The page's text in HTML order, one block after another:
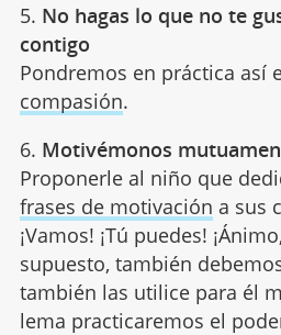
5. No hagas lo que no te
contigo
Pondremos en práctica así
compasión.
6. Motivémonos
Proponerle al niño que
frases de motivación a sus
¡Vamos! ¡Tú puedes!
supuesto, también
también las utilice para él
lema practicaremos el